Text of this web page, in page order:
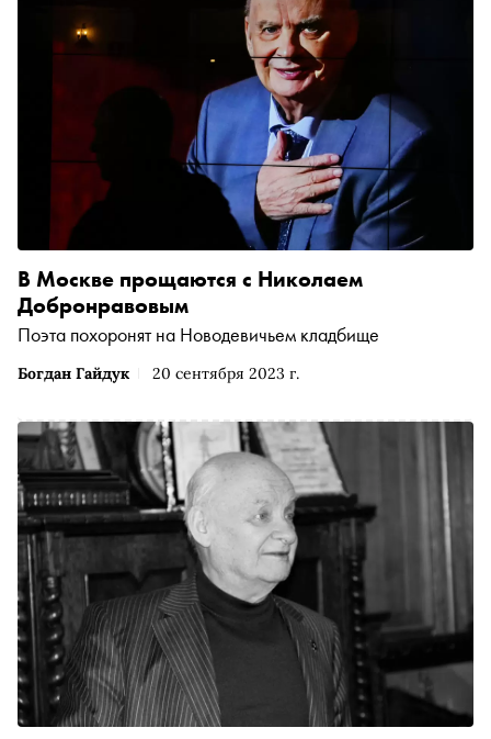
Богдан Гайдук 20 сентября 2023 г.
В Москве прощаются с Николаем
Добронравовым
Поэта похоронят на Новодевичьем кладбище